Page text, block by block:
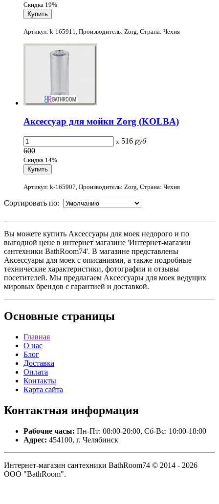
Скидка 19%
Артикул: k-165911, Производитель: Zorg, Страна: Чехия
Аксессуар для мойки Zorg (KOLBA)
x 516 руб
600
Скидка 14%
Артикул: k-165907, Производитель: Zorg, Страна: Чехия
Сортировать по:
Вы можете купить Аксессуары для моек недорого и по
выгодной цене в интернет магазине 'Интернет-магазин
сантехники BathRoom74'. В магазине представлены
Аксессуары для моек с описаниями, а также подробные
технические характеристики, фотографии и отзывы
посетителей. Мы предлагаем Аксессуары для моек ведущих
мировых брендов с гарантией и доставкой.
Основные страницы
Главная
О нас
Блог
Доставка
Оплата
Контакты
Карта сайта
Контактная информация
Рабочие часы: Пн-Пт: 08:00-20:00, Сб-Вс: 10:00-18:00
Адрес: 454100, г. Челябинск
Интернет-магазин сантехники BathRoom74 © 2014 - 2026
ООО "BathRoom".